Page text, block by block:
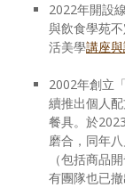
2022年開設
與飲食學苑
活美學講座
2002年創立
續推出個人配
餐具。於
磨合，同年
（包括商品
有團隊也已